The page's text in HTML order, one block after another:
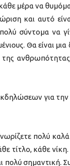
μέρα να
και αυτό
σύντομα να
Θα είναι
για
πολύ
τίτλο, κάθε
πολύ